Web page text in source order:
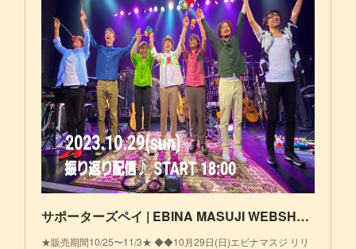
サポーターズペイ | EBINA MASUJI WEBSHOP powered by BASE
★販売期間10/25〜11/3★ ◆◆10月29日(日)エビナマスジ リリ